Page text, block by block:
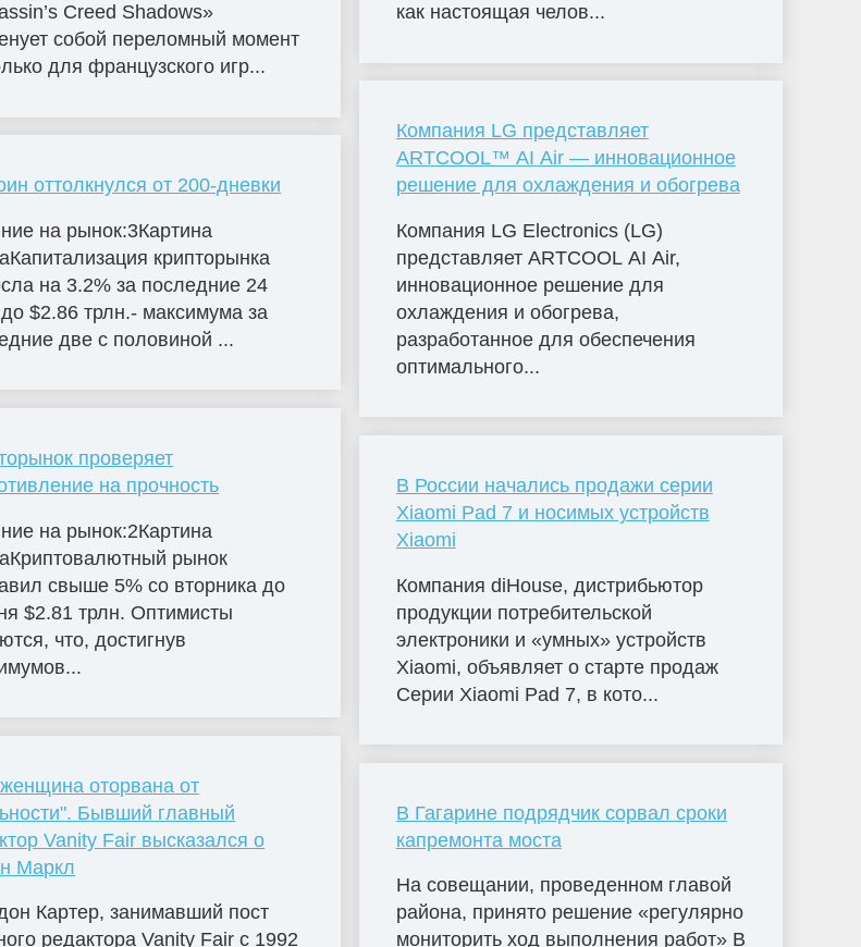
Creed Shadows»
собой переломный момент
для французского игр...
оттолкнулся от 200-дневки
на рынок:3Картина
крипторынка
на 3.2% за последние 24
$2.86 трлн.- максимума за
две с половиной ...
проверяет
на прочность
на рынок:2Картина
рынок
свыше 5% со вторника до
$2.81 трлн. Оптимисты
что, достигнув
оторвана от
Бывший главный
Vanity Fair высказался о
Маркл
Картер, занимавший пост
редактора Vanity Fair с 1992
как настоящая челов...
Компания LG представляет
ARTCOOL™ AI Air — инновационное
решение для охлаждения и обогрева
Компания LG Electronics (LG)
представляет ARTCOOL AI Air,
инновационное решение для
охлаждения и обогрева,
разработанное для обеспечения
оптимального...
В России начались продажи серии
Xiaomi Pad 7 и носимых устройств
Xiaomi
Компания diHouse, дистрибьютор
продукции потребительской
электроники и «умных» устройств
Xiaomi, объявляет о старте продаж
Серии Xiaomi Pad 7, в кото...
В Гагарине подрядчик сорвал сроки
капремонта моста
На совещании, проведенном главой
района, принято решение «регулярно
мониторить ход выполнения работ» В